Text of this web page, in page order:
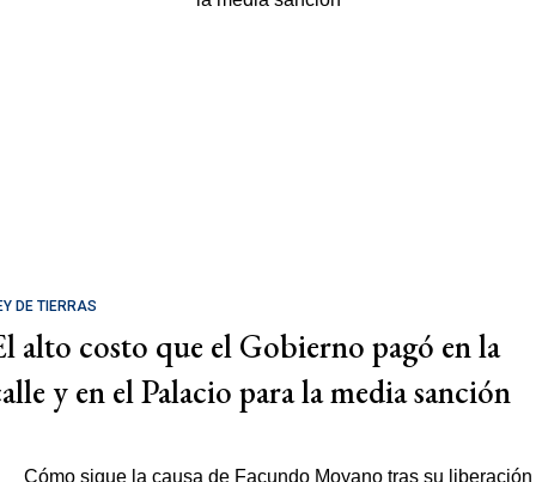
DE TIERRAS
alto costo que el Gobierno pagó en la
y en el Palacio para la media sanción